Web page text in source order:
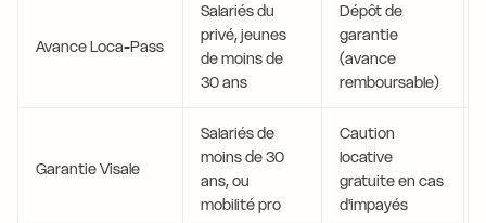
Avance Loca-Pass
Salariés du
privé, jeunes
de moins de
30 ans
Dépôt de
garantie
(avance
remboursable)
Garantie Visale
Salariés de
moins de 30
ans, ou
mobilité pro
Caution
locative
gratuite en cas
d'impayés